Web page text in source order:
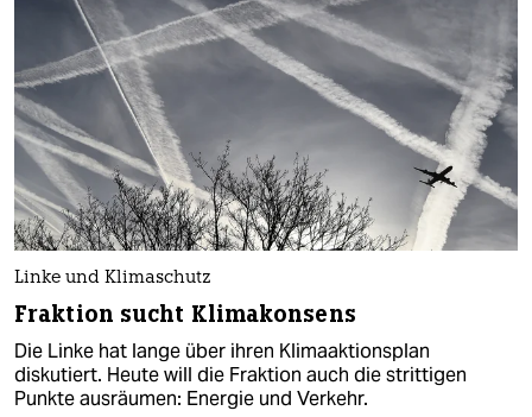
Linke und Klimaschutz
Fraktion sucht Klimakonsens
Die Linke hat lange über ihren Klimaaktionsplan
diskutiert. Heute will die Fraktion auch die strittigen
Punkte ausräumen: Energie und Verkehr.